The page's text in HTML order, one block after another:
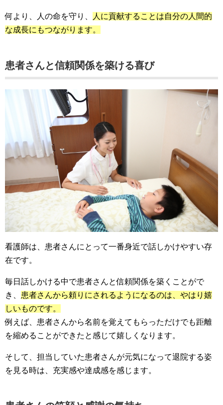
何より、人の命を守り、
人に貢献することは自分の人間的
な成長にもつながります。
患者さんと信頼関係を築ける喜び
看護師は、患者さんにとって一番身近で話しかけやすい存
在です。
毎日話しかける中で患者さんと信頼関係を築くことがで
き、 患者さんから頼りにされるようになるのは、やはり嬉
しいものです。
例えば、患者さんから名前を覚えてもらっただけでも距離
を縮めることができたと感じて嬉しくなります。
そして、 担当していた患者さんが元気になって退院する姿
を見る時は、充実感や達成感を感じます。